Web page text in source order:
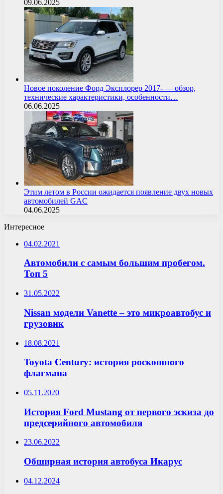
09.06.2025
Новое поколение Форд Эксплорер 2017- — обзор,
технические характеристики, особенности…
06.06.2025
Этим летом в России ожидается появление двух новых
автомобилей GAC
04.06.2025
Интересное
04.02.2021
Автомобили с самым большим пробегом.
Топ 5
31.05.2022
Nissan модели Vanette – это микроавтобус и
грузовик
18.08.2021
Toyota Century: история роскошного
флагмана
05.11.2020
История Ford Mustang от первого эскиза до
предсерийного автомобиля
23.06.2022
Обширная история автобуса Икарус
04.12.2024